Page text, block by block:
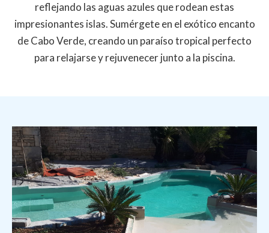
reflejando las aguas azules que rodean estas
impresionantes islas. Sumérgete en el exótico encanto
de Cabo Verde, creando un paraíso tropical perfecto
para relajarse y rejuvenecer junto a la piscina.